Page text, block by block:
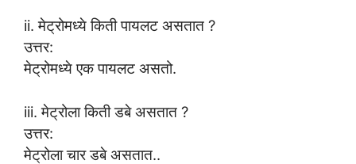
ii. मेट्रोमध्ये किती पायलट असतात ?
उत्तर:
मेट्रोमध्ये एक पायलट असतो.
iii. मेट्रोला किती डबे असतात ?
उत्तर:
मेट्रोला चार डबे असतात..